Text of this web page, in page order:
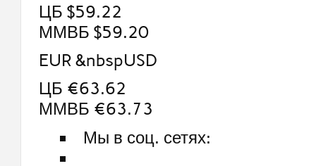
ЦБ $59.22
ММВБ $59.20
EUR &nbspUSD
ЦБ €63.62
ММВБ €63.73
Мы в соц. сетях: